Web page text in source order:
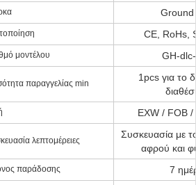
Ground
CE, RoHs,
μοντέλου GH-
παραγγελίας min
1pcs για το
EXW / FOB
λεπτομέρειες
Συσκευασία με
αφρού και
παράδοσης 7